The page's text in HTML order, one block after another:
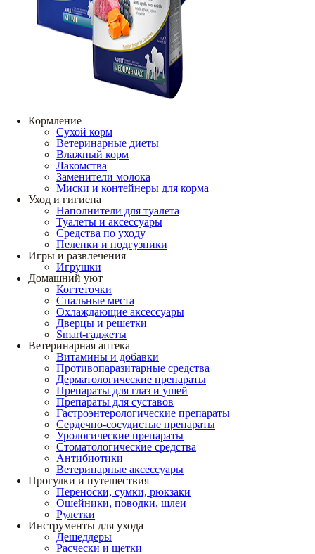
Кормление
Сухой корм
Ветеринарные диеты
Влажный корм
Лакомства
Заменители молока
Миски и контейнеры для корма
Уход и гигиена
Наполнители для туалета
Туалеты и аксессуары
Средства по уходу
Пеленки и подгузники
Игры и развлечения
Игрушки
Домашний уют
Когтеточки
Спальные места
Охлаждающие аксессуары
Дверцы и решетки
Smart-гаджеты
Ветеринарная аптека
Витамины и добавки
Противопаразитарные средства
Дерматологические препараты
Препараты для глаз и ушей
Препараты для суставов
Гастроэнтерологические препараты
Сердечно-сосудистые препараты
Урологические препараты
Стоматологические средства
Антибиотики
Ветеринарные аксессуары
Прогулки и путешествия
Переноски, сумки, рюкзаки
Ошейники, поводки, шлеи
Рулетки
Инструменты для ухода
Дешеддеры
Расчески и щетки